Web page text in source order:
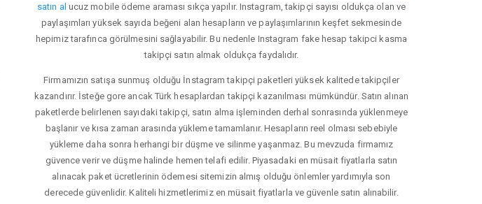
satın al ucuz mobile ödeme araması sıkça yapılır. Instagram, takipçi sayısı oldukça olan ve
paylaşımları yüksek sayıda beğeni alan hesapların ve paylaşımlarının keşfet sekmesinde
hepimiz tarafınca görülmesini sağlayabilir. Bu nedenle Instagram fake hesap takipci kasma
takipçi satın almak oldukça faydalıdır.
Firmamızın satışa sunmuş olduğu İnstagram takipçi paketleri yüksek kalitede takipçiler
kazandırır. İsteğe gore ancak Türk hesaplardan takipçi kazanılması mümkündür. Satın alınan
paketlerde belirlenen sayıdaki takipçi, satın alma işleminden derhal sonrasında yüklenmeye
başlanır ve kısa zaman arasında yükleme tamamlanır. Hesapların reel olması sebebiyle
yükleme daha sonra herhangi bir düşme ve silinme yaşanmaz. Bu mevzuda firmamız
güvence verir ve düşme halinde hemen telafi edilir. Piyasadaki en müsait fiyatlarla satın
alınacak paket ücretlerinin ödemesi sitemizin almış olduğu önlemler yardımıyla son
derecede güvenlidir. Kaliteli hizmetlerimiz en müsait fiyatlarla ve güvenle satın alınabilir.